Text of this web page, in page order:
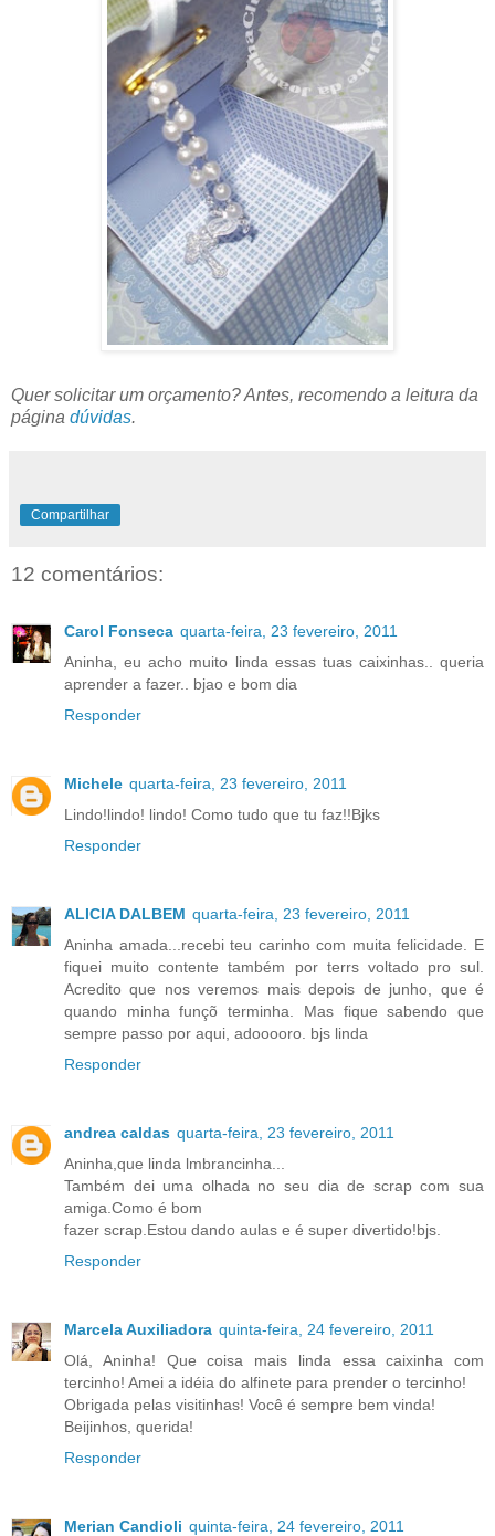
Quer solicitar um orçamento? Antes, recomendo a leitura da
página dúvidas.
Compartilhar
12 comentários:
Carol Fonseca quarta-feira, 23 fevereiro, 2011
Aninha, eu acho muito linda essas tuas caixinhas.. queria
aprender a fazer.. bjao e bom dia
Responder
Michele quarta-feira, 23 fevereiro, 2011
Lindo!lindo! lindo! Como tudo que tu faz!!Bjks
Responder
ALICIA DALBEM quarta-feira, 23 fevereiro, 2011
Aninha amada...recebi teu carinho com muita felicidade. E
fiquei muito contente também por terrs voltado pro sul.
Acredito que nos veremos mais depois de junho, que é
quando minha funçõ terminha. Mas fique sabendo que
sempre passo por aqui, adooooro. bjs linda
Responder
andrea caldas quarta-feira, 23 fevereiro, 2011
Aninha,que linda lmbrancinha...
Também dei uma olhada no seu dia de scrap com sua
amiga.Como é bom
fazer scrap.Estou dando aulas e é super divertido!bjs.
Responder
Marcela Auxiliadora quinta-feira, 24 fevereiro, 2011
Olá, Aninha! Que coisa mais linda essa caixinha com
tercinho! Amei a idéia do alfinete para prender o tercinho!
Obrigada pelas visitinhas! Você é sempre bem vinda!
Beijinhos, querida!
Responder
Merian Candioli quinta-feira, 24 fevereiro, 2011